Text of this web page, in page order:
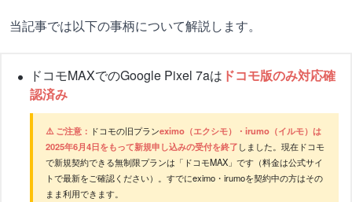
当記事では以下の事柄について解説します。
ドコモMAXでのGoogle Pixel 7aは ドコモ版のみ対応確
認済み
⚠️ ご注意： ドコモの旧プランeximo（エクシモ）・irumo（イルモ）は
2025年6月4日をもって新規申し込みの受付を終了しました。現在ドコモ
で新規契約できる無制限プランは「ドコモMAX」です（料金は公式サイ
トで最新をご確認ください）。すでにeximo・irumoを契約中の方はその
まま利用できます。